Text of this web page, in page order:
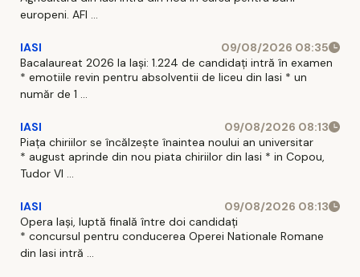
europeni. AFI ...
IASI
09/08/2026 08:35
Bacalaureat 2026 la Iași: 1.224 de candidați intră în examen
* emotiile revin pentru absolventii de liceu din Iasi * un
număr de 1 ...
IASI
09/08/2026 08:13
Piața chiriilor se încălzește înaintea noului an universitar
* august aprinde din nou piata chiriilor din Iasi * in Copou,
Tudor Vl ...
IASI
09/08/2026 08:13
Opera Iași, luptă finală între doi candidați
* concursul pentru conducerea Operei Nationale Romane
din Iasi intră ...